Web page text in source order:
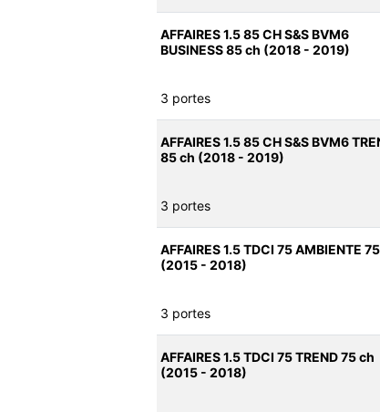
AFFAIRES 1.5 85 CH S&S BVM6
BUSINESS 85 ch (2018 - 2019)
3 portes
AFFAIRES 1.5 85 CH S&S BVM6
85 ch (2018 - 2019)
3 portes
AFFAIRES 1.5 TDCI 75 AMBIENTE
(2015 - 2018)
3 portes
AFFAIRES 1.5 TDCI 75 TREND 75 ch
(2015 - 2018)